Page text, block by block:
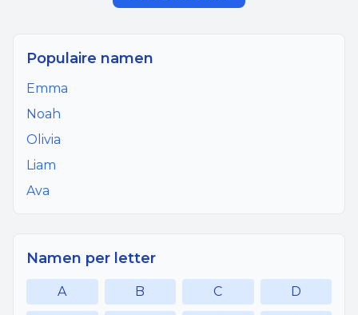
Populaire namen
Emma
Noah
Olivia
Liam
Ava
Namen per letter
A B C D